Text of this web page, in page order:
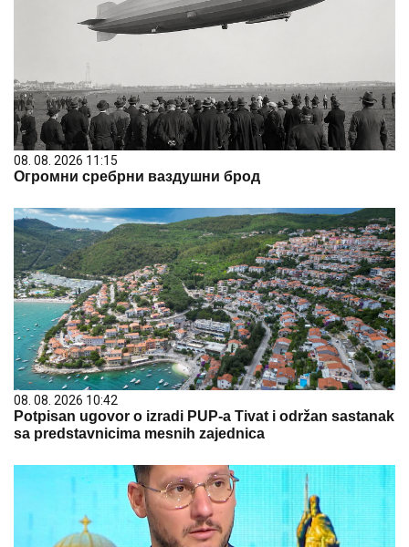
08. 08. 2026 11:15
Огромни сребрни ваздушни брод
08. 08. 2026 10:42
Potpisan ugovor o izradi PUP-a Tivat i održan sastanak
sa predstavnicima mesnih zajednica